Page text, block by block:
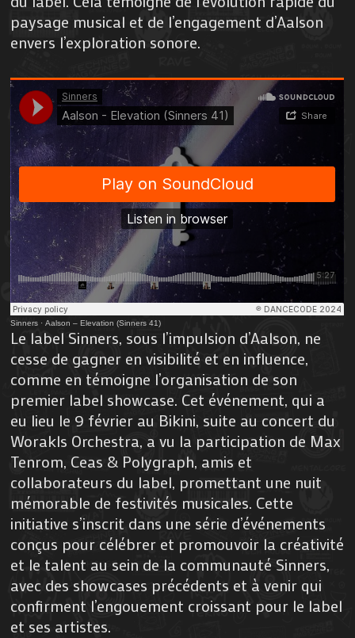
paysage musical et de l’engagement d’Aalson
envers l’exploration sonore.
Sinners ·Aalson – Elevation (Sinners 41)
Le label Sinners, sous l’impulsion d’Aalson, ne
cesse de gagner en visibilité et en influence,
comme en témoigne l’organisation de son
premier label showcase. Cet événement, qui a
eu lieu le 9 février au Bikini, suite au concert du
Worakls Orchestra, a vu la participation de Max
Tenrom, Ceas & Polygraph, amis et
collaborateurs du label, promettant une nuit
mémorable de festivités musicales. Cette
initiative s’inscrit dans une série d’événements
conçus pour célébrer et promouvoir la créativité
et le talent au sein de la communauté Sinners,
avec des showcases précédents et à venir qui
confirment l’engouement croissant pour le label
et ses artistes.